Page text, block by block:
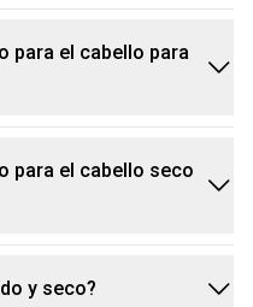
diseñado para
puede tener un
y con residuos
para el cabello para
específicas, pero
a graso): Busca
para el cabello seco
y seco?